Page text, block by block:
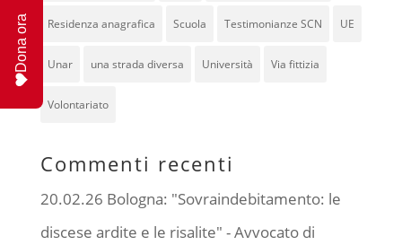
Residenza anagrafica Scuola Testimonianze SCN UE
Unar una strada diversa Università Via fittizia
Volontariato
Commenti recenti
20.02.26 Bologna: "Sovraindebitamento: le
discese ardite e le risalite" - Avvocato di
Dona ora